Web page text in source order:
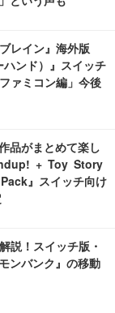
レイン』海外版
ハンド）』スイッチ
ァミコン編」今後
品がまとめて楽し
+ Toy Story
』スイッチ向け
説！スイッチ版・
ンバンク』の移動